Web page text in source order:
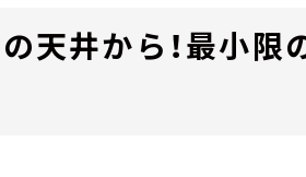
天井から！最小限